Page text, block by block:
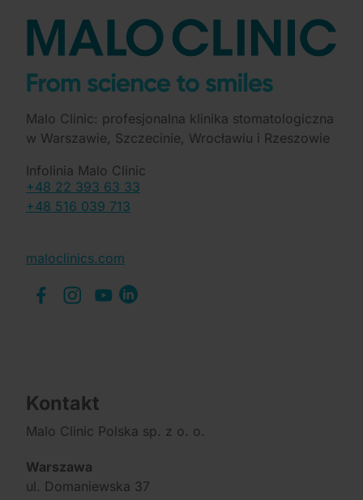
Malo Clinic: profesjonalna klinika stomatologiczna
w Warszawie, Szczecinie, Wrocławiu i Rzeszowie
Infolinia Malo Clinic
+48 22 393 63 33
+48 516 039 713
maloclinics.com
Kontakt
Malo Clinic Polska sp. z o. o.
Warszawa
ul. Domaniewska 37